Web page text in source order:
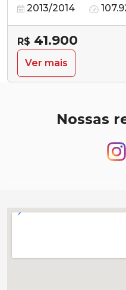
2013/2014
R$ 41.900
Ver mais
Nossas